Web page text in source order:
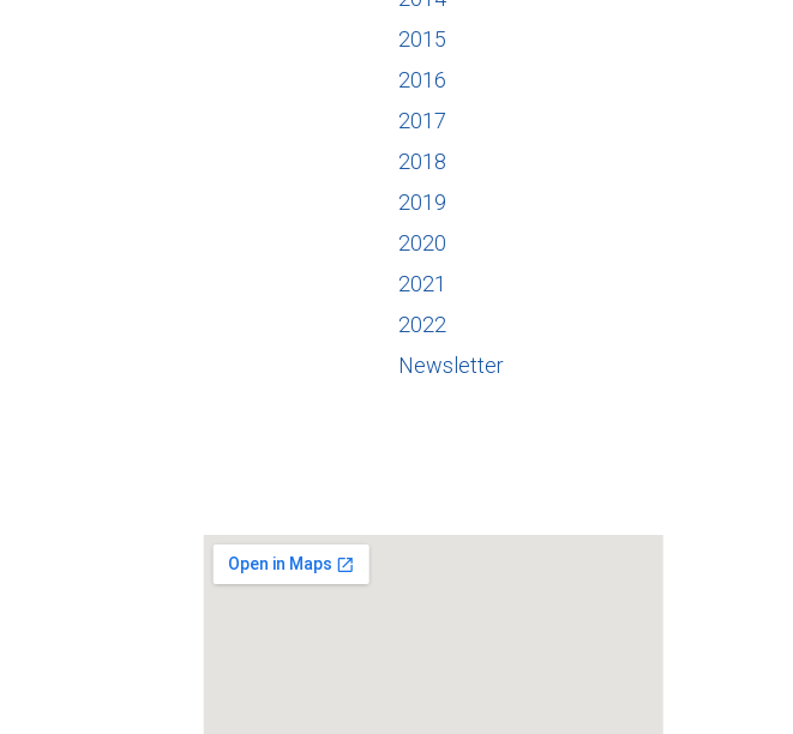
2015
2016
2017
2018
2019
2020
2021
2022
Newsletter